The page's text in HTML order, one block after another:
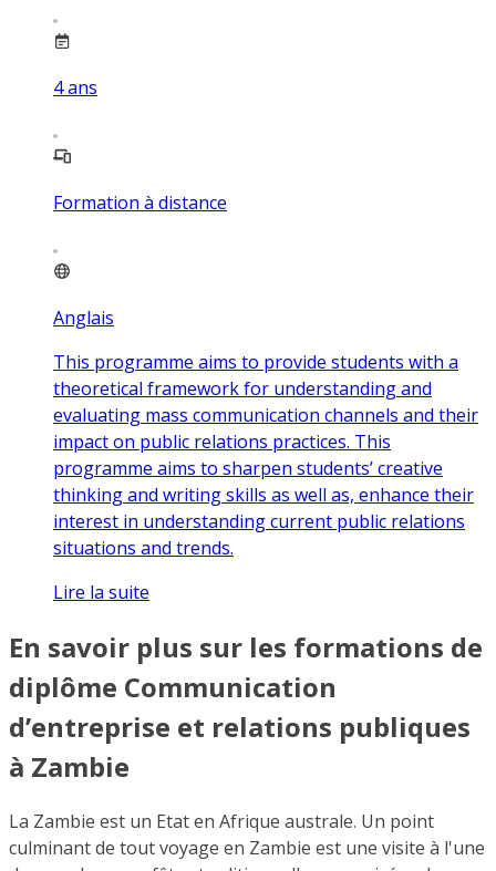
4ans
Formation à distance
Anglais
This programme aims to provide students with a
theoretical framework for understanding and
evaluating mass communication channels and their
impact on public relations practices. This
programme aims to sharpen students’ creative
thinking and writing skills as well as, enhance their
interest in understanding current public relations
situations and trends.
Lire la suite
En savoir plus sur les formations de
diplôme Communication
d’entreprise et relations publiques
à Zambie
La Zambie est un Etat en Afrique australe. Un point
culminant de tout voyage en Zambie est une visite à l'une